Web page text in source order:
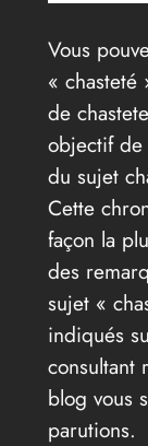
Vous
«
de
objectif
du sujet
Cette
façon la
des
sujet «
indiqués
consultant
blog vous
parutions.